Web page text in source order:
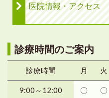
医院情報・アクセス
診療時間のご案内
診療時間 月 火
9:00～12:00 〇 〇